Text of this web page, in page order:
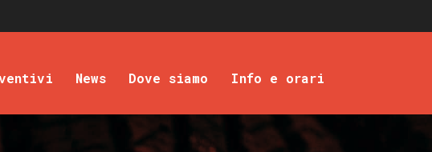
News Dove siamo Info e orari